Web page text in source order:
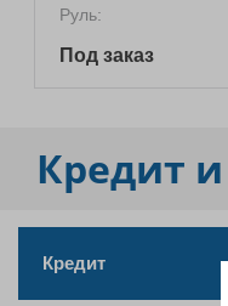
Руль:
Под заказ
Кредит
Кредит